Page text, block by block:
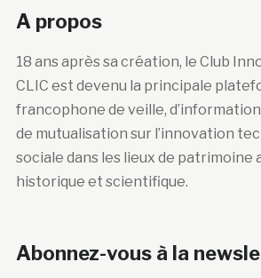
A propos
18 ans après sa création, le Club
CLIC est devenu la principale
francophone de veille,
de mutualisation sur l’innovation
sociale dans les lieux de patrimoine
historique et scientifique.
Abonnez-vous à la